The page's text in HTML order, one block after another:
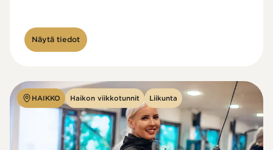
Näytä tiedot
HAIKKO Haikon viikkotunnit Liikunta